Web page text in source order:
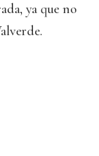
ya que no